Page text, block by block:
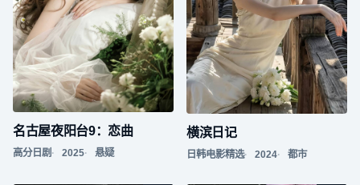
名古屋夜阳台9：恋曲
高分日剧 2025 悬疑
横滨日记
日韩电影精选 2024 都市